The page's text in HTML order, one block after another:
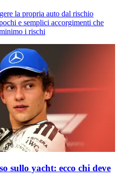
la propria auto dal rischio
e semplici accorgimenti che
i rischi
sullo yacht: ecco chi deve